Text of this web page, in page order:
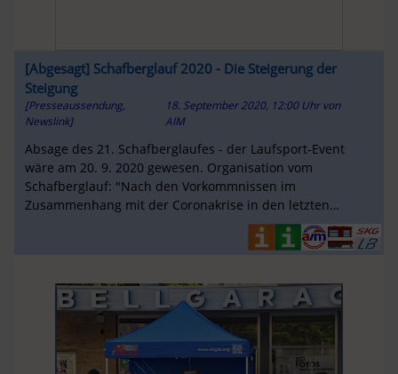
[Abgesagt] Schafberglauf 2020 - Die Steigerung der
Steigung
[Presseaussendung,
Newslink]
18. September 2020, 12:00 Uhr von
AIM
Absage des 21. Schafberglaufes - der Laufsport-Event
wäre am 20. 9. 2020 gewesen. Organisation vom
Schafberglauf: "Nach den Vorkommnissen im
Zusammenhang mit der Coronakrise in den letzten
Wochen und den vielen Auflagen seitens der